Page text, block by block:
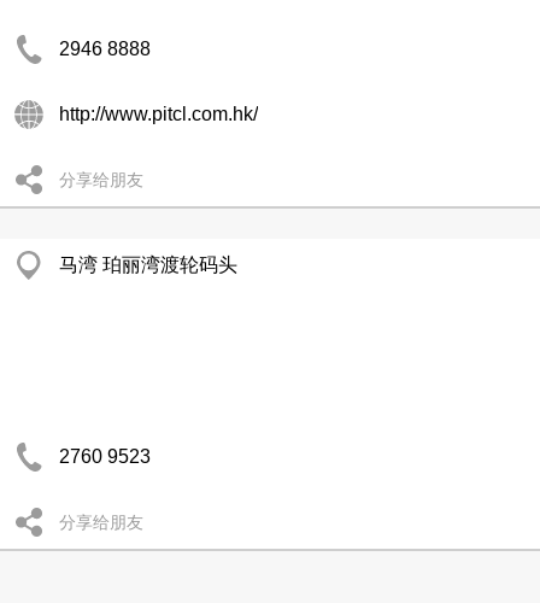
2946 8888
http://www.pitcl.com.hk/
分享给朋友
马湾 珀丽湾渡轮码头
2760 9523
分享给朋友